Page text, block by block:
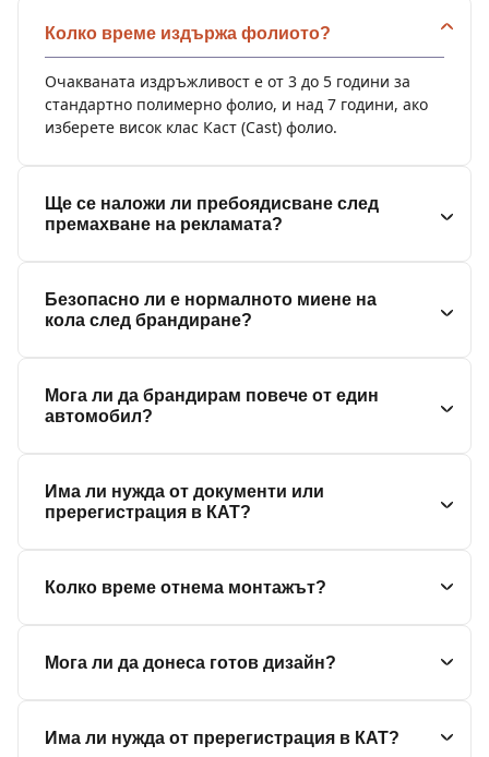
Колко време издържа фолиото?
Очакваната издръжливост е от 3 до 5 години за
стандартно полимерно фолио, и над 7 години, ако
изберете висок клас Каст (Cast) фолио.
Ще се наложи ли пребоядисване след
премахване на рекламата?
Безопасно ли е нормалното миене на
кола след брандиране?
Мога ли да брандирам повече от един
автомобил?
Има ли нужда от документи или
пререгистрация в КАТ?
Колко време отнема монтажът?
Мога ли да донеса готов дизайн?
Има ли нужда от пререгистрация в КАТ?